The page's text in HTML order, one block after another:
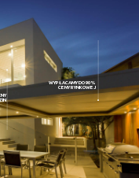
WYPŁACAMY DO 90%
CENY RYNKOWEJ